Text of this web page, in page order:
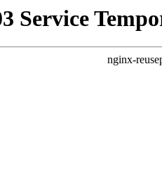
Service
nginx-